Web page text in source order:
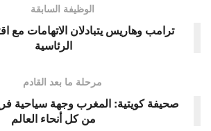
الوظيفة السابقة
ترامب وهاريس يتبادلان الاتهامات مع
الرئاسية
مرحلة ما بعد القادم
صحيفة كويتية: المغرب وجهة سياحية
من كل أنحاء العالم